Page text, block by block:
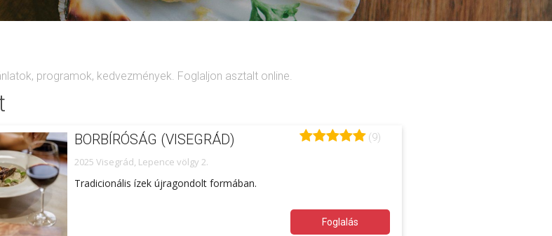
programok, kedvezmények. Foglaljon asztalt online.
BORBÍRÓSÁG (VISEGRÁD)
2025 Visegrád, Lepence völgy 2.
Tradicionális ízek újragondolt formában.
(9)
Foglalás